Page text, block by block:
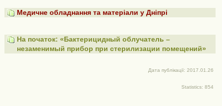
Медичне обладнання та матеріали у Дніпрі
На початок: «Бактерицидный облучатель –
незаменимый прибор при стерилизации помещений»
Дата публікації: 2017.01.26
Statistics: 854